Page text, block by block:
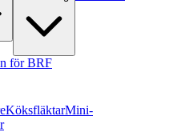
för BRF
KöksfläktarMini-